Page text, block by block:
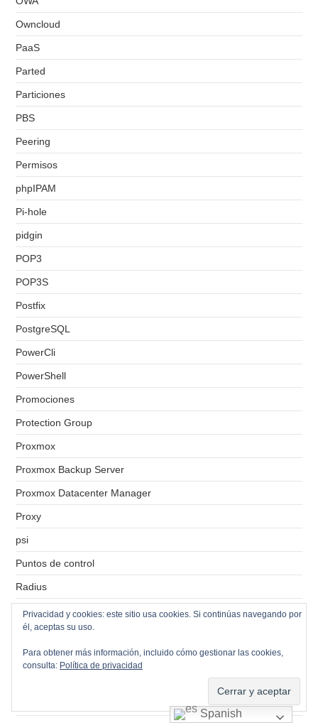
Owncloud
PaaS
Parted
Particiones
PBS
Peering
Permisos
phpIPAM
Pi-hole
pidgin
POP3
POP3S
Postfix
PostgreSQL
PowerCli
PowerShell
Promociones
Protection Group
Proxmox
Proxmox Backup Server
Proxmox Datacenter Manager
Proxy
psi
Puntos de control
Radius
RAID-0
RAID-1
RAID-5
Spanish
Privacidad y cookies: este sitio usa cookies. Si continúas navegando por
él, aceptas su uso.
Para obtener más información, incluido cómo gestionar las cookies,
consulta: Política de privacidad